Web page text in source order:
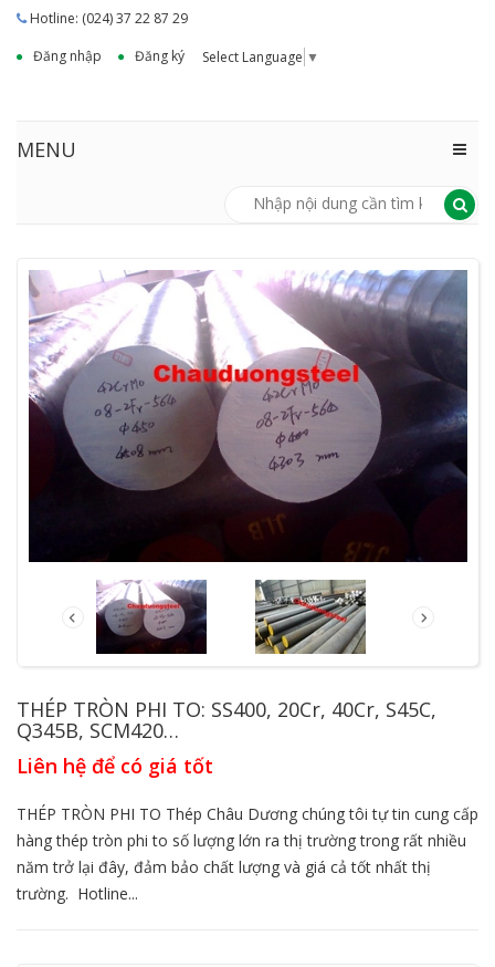
Hotline: (024) 37 22 87 29
Đăng nhập
Đăng ký Select Language ▼
MENU
THÉP TRÒN PHI TO: SS400, 20Cr, 40Cr, S45C,
Q345B, SCM420…
Liên hệ để có giá tốt
THÉP TRÒN PHI TO Thép Châu Dương chúng tôi tự tin cung cấp
hàng thép tròn phi to số lượng lớn ra thị trường trong rất nhiều
năm trở lại đây, đảm bảo chất lượng và giá cả tốt nhất thị
trường. Hotline...